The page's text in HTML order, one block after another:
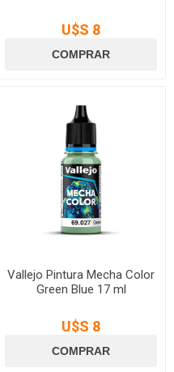
U$S 8
Vallejo Pintura Mecha Color
Green Blue 17 ml
U$S 8